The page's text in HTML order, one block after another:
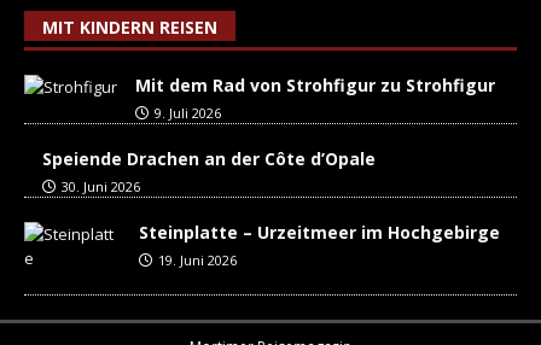
MIT KINDERN REISEN
Mit dem Rad von Strohfigur zu Strohfigur
9. Juli 2026
Speiende Drachen an der Côte d’Opale
30. Juni 2026
Steinplatte – Urzeitmeer im Hochgebirge
19. Juni 2026